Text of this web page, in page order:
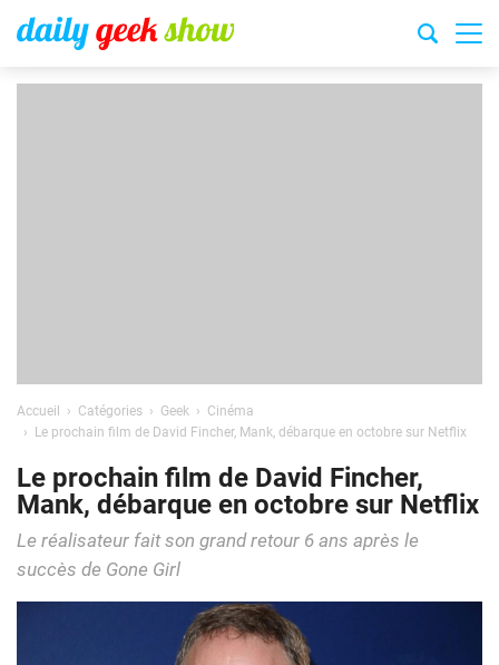
Accueil Catégories Geek
Cinéma
Le prochain film de David Fincher, Mank, débarque en octobre sur Netflix
Le prochain film de David Fincher,
Mank, débarque en octobre sur Netflix
Le réalisateur fait son grand retour 6 ans après le
succès de Gone Girl